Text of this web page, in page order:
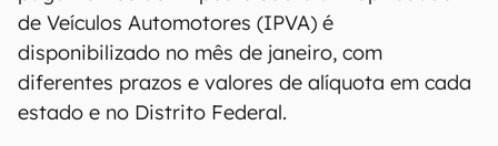
de Veículos Automotores (IPVA) é
disponibilizado no mês de janeiro, com
diferentes prazos e valores de alíquota em cada
estado e no Distrito Federal.